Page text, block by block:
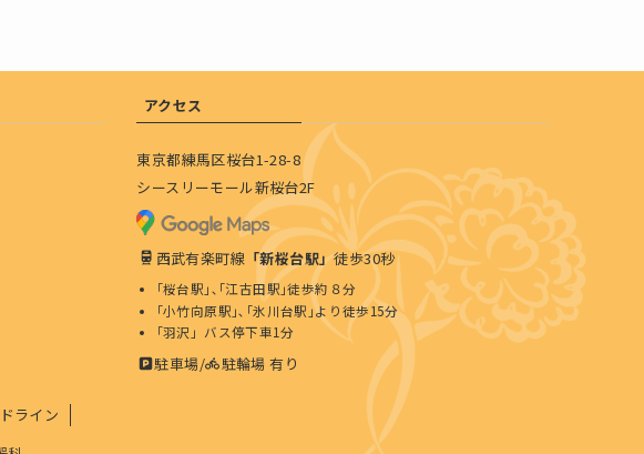
アクセス
東京都練馬区桜台1-28-8
シースリーモール新桜台2F
西武有楽町線 「新桜台駅」徒歩30秒
｢桜台駅｣､｢江古田駅｣徒歩約８分
｢小竹向原駅｣､｢氷川台駅｣より徒歩15分
｢羽沢」バス停下車1分
駐車場/ 駐輪場 有り
ライン